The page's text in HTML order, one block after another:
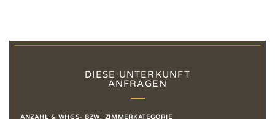
DIESE UNTERKUNFT
ANFRAGEN
ANZAHL & WHGS- BZW. ZIMMERKATEGORIE